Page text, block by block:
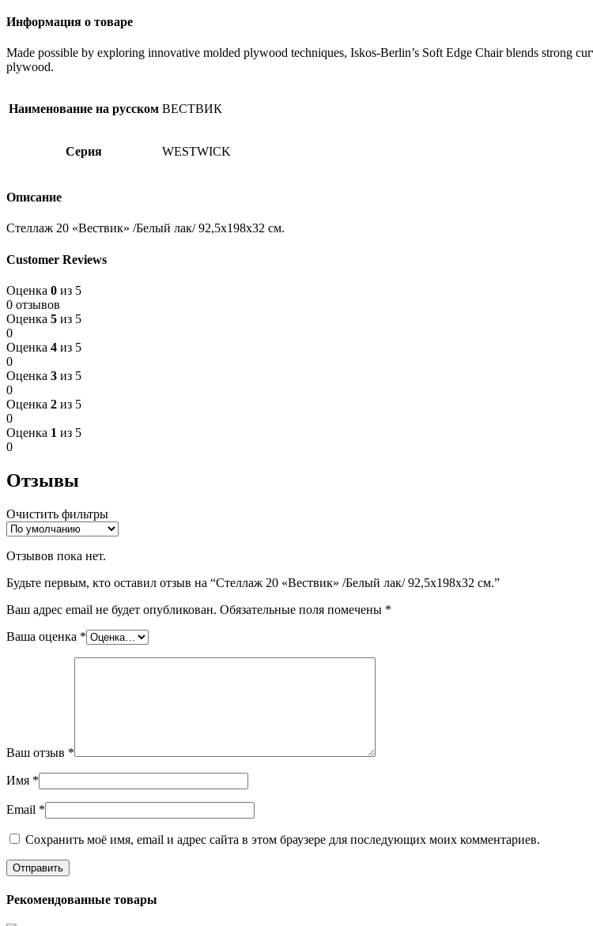
Информация о товаре
Made possible by exploring innovative molded plywood techniques, Iskos-Berlin’s Soft Edge Chair blends strong
plywood.
Наименование на русском ВЕСТВИК
Серия WESTWICK
Описание
Стеллаж 20 «Вествик» /Белый лак/ 92,5х198х32 см.
Customer Reviews
Оценка 0 из 5
0 отзывов
Оценка 5 из 5
0
Оценка 4 из 5
0
Оценка 3 из 5
0
Оценка 2 из 5
0
Оценка 1 из 5
0
Отзывы
Очистить фильтры
Отзывов пока нет.
Будьте первым, кто оставил отзыв на “Стеллаж 20 «Вествик» /Белый лак/ 92,5х198х32 см.”
Ваш адрес email не будет опубликован. Обязательные поля помечены *
Ваша оценка *
Ваш отзыв *
Имя *
Email *
Сохранить моё имя, email и адрес сайта в этом браузере для последующих моих комментариев.
Рекомендованные товары